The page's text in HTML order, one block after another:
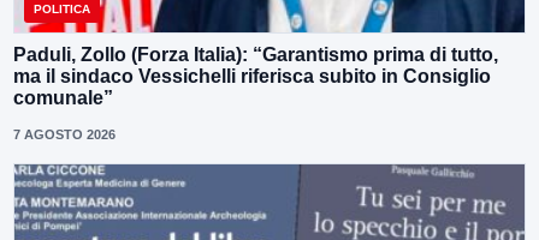
POLITICA
Paduli, Zollo (Forza Italia): “Garantismo prima di tutto,
ma il sindaco Vessichelli riferisca subito in Consiglio
comunale”
7 AGOSTO 2026